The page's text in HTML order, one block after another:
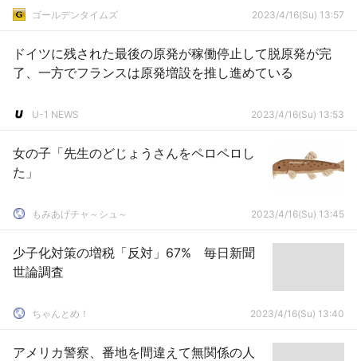
ゴールデンタイムズ 2023/4/16(Su) 13:57
ドイツに残された最後の原発が稼働停止して脱原発が完
了、一方でフランスは原発増設を推し進めている
U-1 NEWS 2023/4/16(Su) 13:53
女の子「先生のどじょうさんをペロペロし
た」
もみあげチャ～シュ～ 2023/4/16(Su) 13:45
少子化対策の増税「反対」67% 毎日新聞
世論調査
ちゃんとめ！ 2023/4/16(Su) 13:40
アメリカ警察、番地を間違えて無関係の人